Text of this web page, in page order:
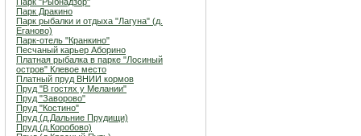
Парк Дракино
Парк рыбалки и отдыха "Лагуна" (д.
Еганово)
Парк-отель "Кранкино"
Песчаный карьер Аборино
Платная рыбалка в парке "Лосиный
остров" Клевое место
Платный пруд ВНИИ кормов
Пруд "В гостях у Мелании"
Пруд "Заворово"
Пруд "Костино"
Пруд (д.Дальние Прудищи)
Пруд (д.Коробово)